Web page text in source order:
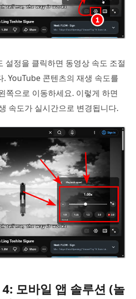
설정을 클릭하면 동영상 속도 조절
. YouTube 콘텐츠의 재생 속도를
쪽으로 이동하세요. 이렇게 하면
속도가 실시간으로 변경됩니다.
모바일 앱 솔루션 (놀